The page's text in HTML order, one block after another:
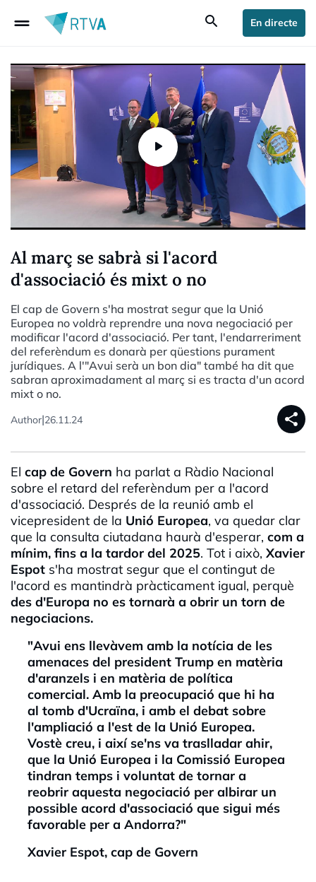
drag_handle search En directe
Al març se sabrà si l'acord
d'associació és mixt o no
El cap de Govern s'ha mostrat segur que la Unió
Europea no voldrà reprendre una nova negociació per
modificar l'acord d'associació. Per tant, l'endarreriment
del referèndum es donarà per qüestions purament
jurídiques. A l'"Avui serà un bon dia" també ha dit que
sabran aproximadament al març si es tracta d'un acord
mixt o no.
Author|26.11.24 share
El cap de Govern ha parlat a Ràdio Nacional
sobre el retard del referèndum per a l'acord
d'associació. Després de la reunió amb el
vicepresident de la Unió Europea, va quedar clar
que la consulta ciutadana haurà d'esperar, com a
mínim, fins a la tardor del 2025. Tot i això, Xavier
Espot s'ha mostrat segur que el contingut de
l'acord es mantindrà pràcticament igual, perquè
des d'Europa no es tornarà a obrir un torn de
negociacions.
"Avui ens llevàvem amb la notícia de les
amenaces del president Trump en matèria
d'aranzels i en matèria de política
comercial. Amb la preocupació que hi ha
al tomb d'Ucraïna, i amb el debat sobre
l'ampliació a l'est de la Unió Europea.
Vostè creu, i així se'ns va traslladar ahir,
que la Unió Europea i la Comissió Europea
tindran temps i voluntat de tornar a
reobrir aquesta negociació per albirar un
possible acord d'associació que sigui més
favorable per a Andorra?"
Xavier Espot, cap de Govern